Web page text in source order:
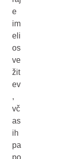
e
im
eli
os
ve
žit
ev
,
vč
as
ih
pa
po